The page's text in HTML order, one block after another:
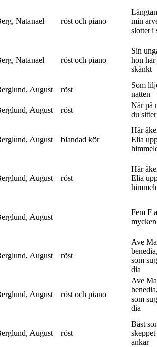
Natanael röst och piano
min
slottet i
Natanael röst och piano
Sin
hon
skänkt
August röst
Som
natten
August röst
När på
du sitter
August blandad kör
Här
Elia
August röst
Här
Elia
August
Fem F
August röst
Ave
som
dia
August röst och piano
Ave
som
dia
August röst
Bäst
ankar